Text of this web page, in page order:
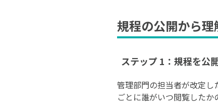
規程の公開から
ステップ 1：規程を公
管理部門の担当者が改定
ごとに誰がいつ閲覧したか